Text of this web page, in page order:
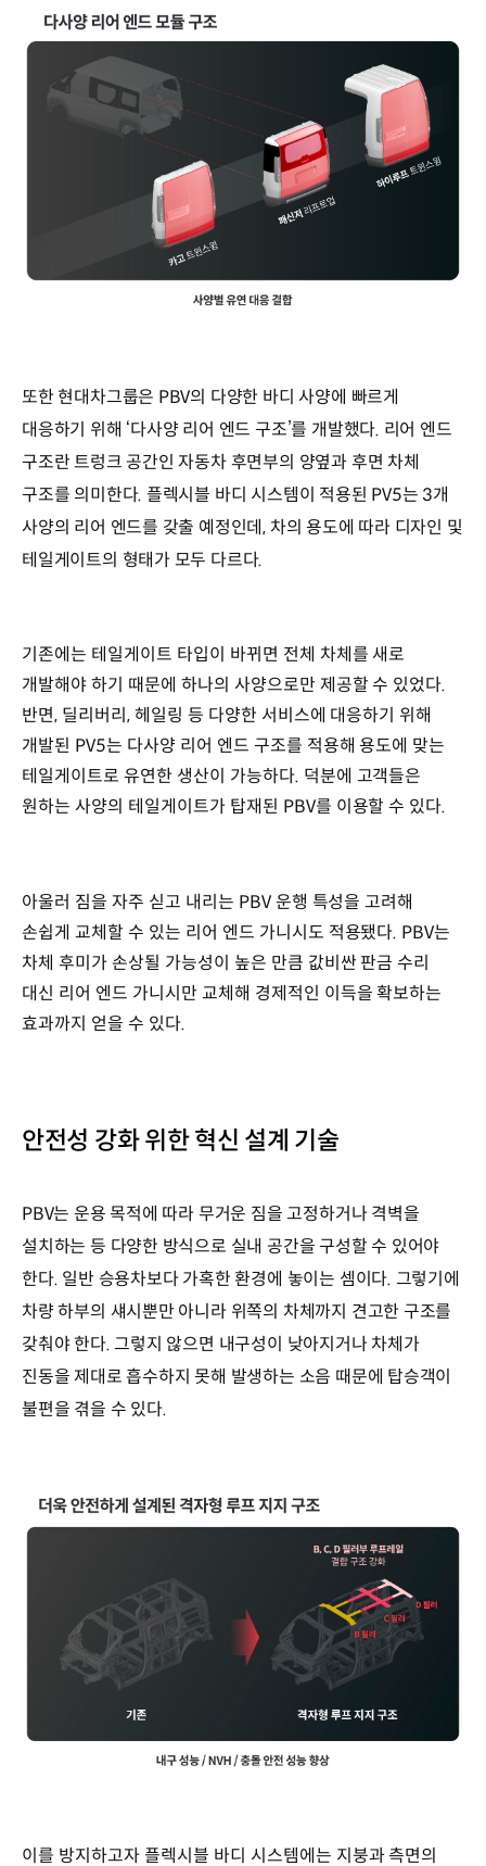
또한 현대차그룹은 PBV의 다양한 바디 사양에 빠르게
대응하기 위해 ‘다사양 리어 엔드 구조’를 개발했다. 리어 엔드
구조란 트렁크 공간인 자동차 후면부의 양옆과 후면 차체
구조를 의미한다. 플렉시블 바디 시스템이 적용된 PV5는 3개
사양의 리어 엔드를 갖출 예정인데, 차의 용도에 따라 디자인 및
테일게이트의 형태가 모두 다르다.
기존에는 테일게이트 타입이 바뀌면 전체 차체를 새로
개발해야 하기 때문에 하나의 사양으로만 제공할 수 있었다.
반면, 딜리버리, 헤일링 등 다양한 서비스에 대응하기 위해
개발된 PV5는 다사양 리어 엔드 구조를 적용해 용도에 맞는
테일게이트로 유연한 생산이 가능하다. 덕분에 고객들은
원하는 사양의 테일게이트가 탑재된 PBV를 이용할 수 있다.
아울러 짐을 자주 싣고 내리는 PBV 운행 특성을 고려해
손쉽게 교체할 수 있는 리어 엔드 가니시도 적용됐다. PBV는
차체 후미가 손상될 가능성이 높은 만큼 값비싼 판금 수리
대신 리어 엔드 가니시만 교체해 경제적인 이득을 확보하는
효과까지 얻을 수 있다.
안전성 강화 위한 혁신 설계 기술
PBV는 운용 목적에 따라 무거운 짐을 고정하거나 격벽을
설치하는 등 다양한 방식으로 실내 공간을 구성할 수 있어야
한다. 일반 승용차보다 가혹한 환경에 놓이는 셈이다. 그렇기에
차량 하부의 섀시뿐만 아니라 위쪽의 차체까지 견고한 구조를
갖춰야 한다. 그렇지 않으면 내구성이 낮아지거나 차체가
진동을 제대로 흡수하지 못해 발생하는 소음 때문에 탑승객이
불편을 겪을 수 있다.
이를 방지하고자 플렉시블 바디 시스템에는 지붕과 측면의